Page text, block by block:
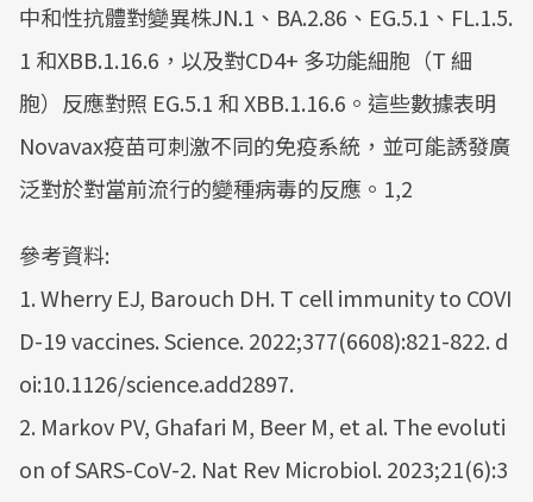
中和性抗體對變異株JN.1、BA.2.86、EG.5.1、FL.1.5.
1 和XBB.1.16.6，以及對CD4+ 多功能細胞（T 細
胞）反應對照 EG.5.1 和 XBB.1.16.6。這些數據表明
Novavax疫苗可刺激不同的免疫系統，並可能誘發廣
泛對於對當前流行的變種病毒的反應。1,2
參考資料:
1. Wherry EJ, Barouch DH. T cell immunity to COVI
D-19 vaccines. Science. 2022;377(6608):821-822. d
oi:10.1126/science.add2897.
2. Markov PV, Ghafari M, Beer M, et al. The evoluti
on of SARS-CoV-2. Nat Rev Microbiol. 2023;21(6):3